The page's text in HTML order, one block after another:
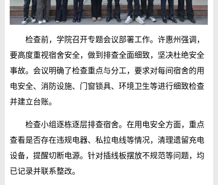
检查前，学院召开专题会议部署工作。许惠州强调，
要高度重视宿舍安全，做到排查全面细致，坚决杜绝安全
事故。会议明确了检查重点与分工，要求对每间宿舍的用
电安全、消防设施、门窗锁具、环境卫生等进行细致检查
并建立台账。
检查小组逐栋逐层排查宿舍。在用电安全方面，重点
查看是否存在违规电器、私拉电线等情况，清理遗留充电
设备，提醒切断电源。针对插线板摆放不规范等问题，均
已记录并联系整改。